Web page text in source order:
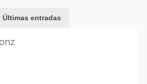
Últimas entradas